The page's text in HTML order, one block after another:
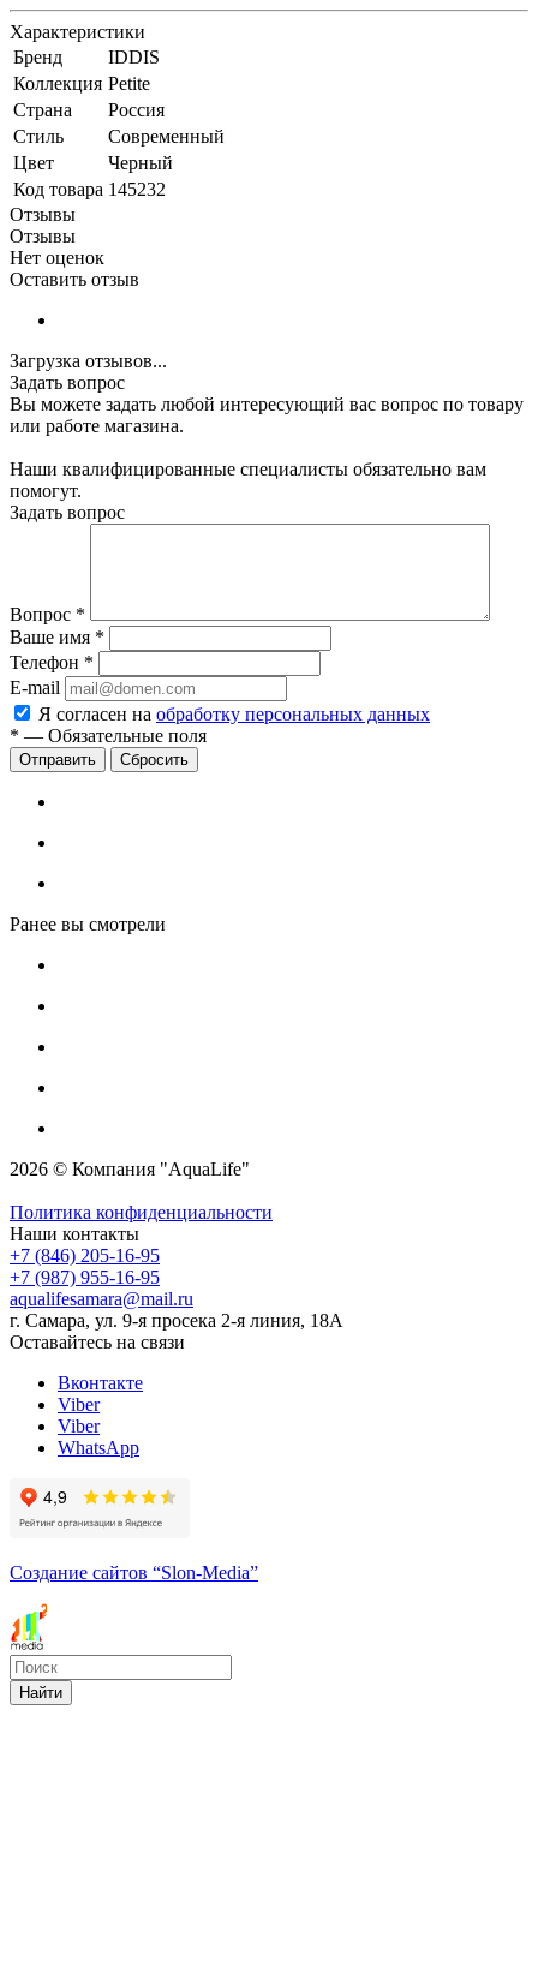
Характеристики
Бренд
IDDIS
Коллекция Petite
Страна
Россия
Стиль
Современный
Цвет
Черный
Код товара 145232
Отзывы
Отзывы
Нет оценок
Оставить отзыв
Загрузка отзывов...
Задать вопрос
Вы можете задать любой интересующий вас вопрос по товару
или работе магазина.
Наши квалифицированные специалисты обязательно вам
помогут.
Задать вопрос
Вопрос *
Ваше имя *
Телефон *
E-mail
Я согласен на обработку персональных данных
* — Обязательные поля
Сбросить
Ранее вы смотрели
2026 © Компания "AquaLife"
Политика конфиденциальности
Наши контакты
+7 (846) 205-16-95
+7 (987) 955-16-95
aqualifesamara@mail.ru
г. Самара, ул. 9-я просека 2-я линия, 18А
Оставайтесь на связи
Вконтакте
Viber
Viber
WhatsApp
Создание сайтов “Slon-Media”
Найти